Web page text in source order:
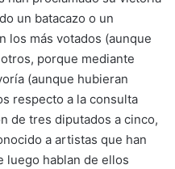
un batacazo o un
los más votados (aunque
porque mediante
(aunque hubieran
respecto a la consulta
de tres diputados a cinco,
a artistas que han
luego hablan de ellos